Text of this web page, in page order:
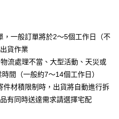
司」（以下簡稱本公司）所提供，讓
或服務，並由商店將買賣／分期付款
本公司帳單繳交帳款。
之契約關係目的，商店將以您的個人
台灣大哥大進項蒐集、處理及利用，
料之確認、核對及更正。
：https://oppay.tw/userRule
免運費
)免運費
，一般訂單將於2～5個工作日（不
貨作業
流處理不當、大型活動、天災或
間（一般約7～14個工作日）
件材積限制時，出貨將自動進行拆
有同時送達需求請選擇宅配